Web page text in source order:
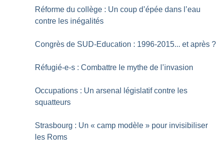
Réforme du collège : Un coup d’épée dans l’eau
contre les inégalités
Congrès de SUD-Education : 1996-2015... et après ?
Réfugié-e-s : Combattre le mythe de l’invasion
Occupations : Un arsenal législatif contre les
squatteurs
Strasbourg : Un « camp modèle » pour invisibiliser
les Roms